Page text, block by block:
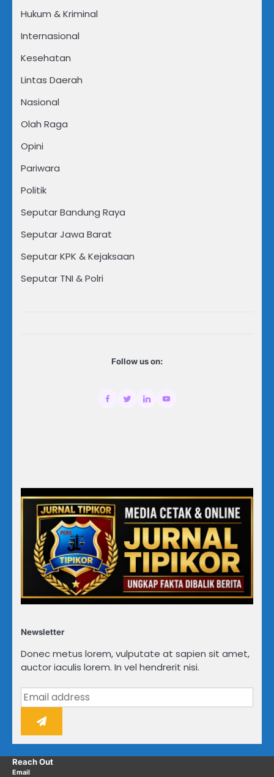
Hukum & Kriminal
Internasional
Kesehatan
Lintas Daerah
Nasional
Olah Raga
Opini
Pariwara
Politik
Seputar Bandung Raya
Seputar Jawa Barat
Seputar KPK & Kejaksaan
Seputar TNI & Polri
Follow us on:
Newsletter
Donec metus lorem, vulputate at sapien sit amet,
auctor iaculis lorem. In vel hendrerit nisi.
Reach Out
Email